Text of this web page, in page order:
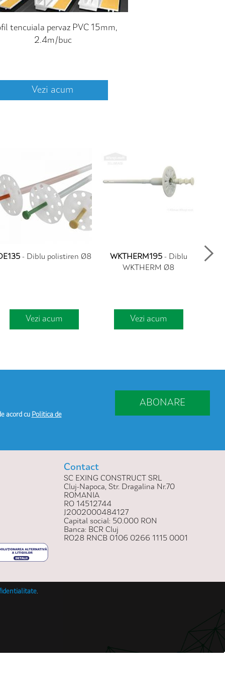
tencuiala pervaz PVC 15mm,
2.4m/buc
Vezi acum
- Diblu polistiren Ø8
Vezi acum
WKTHERM195- Diblu
WKTHERM Ø8
Vezi acum
R163
acord cu Politica de
ABONARE
Contact
SC EXING CONSTRUCT SRL
Cluj-Napoca, Str. Dragalina Nr.70
ROMANIA
RO 14512744
J2002000484127
Capital social: 50.000 RON
Banca: BCR Cluj
RO28 RNCB 0106 0266 1115 0001
.